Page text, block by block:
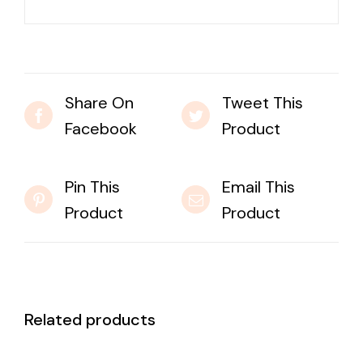
Share On
Facebook
Tweet This
Product
Pin This
Product
Email This
Product
Related products